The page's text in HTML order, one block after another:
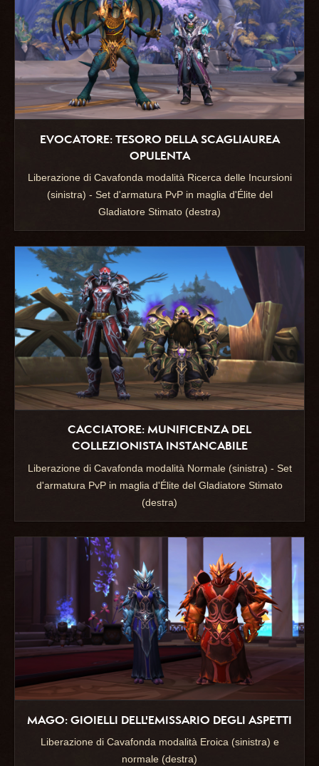
EVOCATORE: TESORO DELLA SCAGLIAUREA
OPULENTA
Liberazione di Cavafonda modalità Ricerca delle Incursioni
(sinistra) - Set d'armatura PvP in maglia d'Élite del
Gladiatore Stimato (destra)
CACCIATORE: MUNIFICENZA DEL
COLLEZIONISTA INSTANCABILE
Liberazione di Cavafonda modalità Normale (sinistra) - Set
d'armatura PvP in maglia d'Élite del Gladiatore Stimato
(destra)
MAGO: GIOIELLI DELL'EMISSARIO DEGLI ASPETTI
Liberazione di Cavafonda modalità Eroica (sinistra) e
normale (destra)